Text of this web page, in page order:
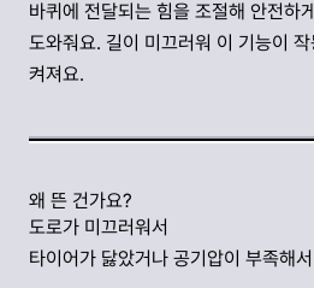
바퀴에 전달되는 힘을 조절해 안전하
도와줘요. 길이 미끄러워 이 기능이
켜져요.
왜 뜬 건가요?
도로가 미끄러워서
타이어가 닳았거나 공기압이 부족해서